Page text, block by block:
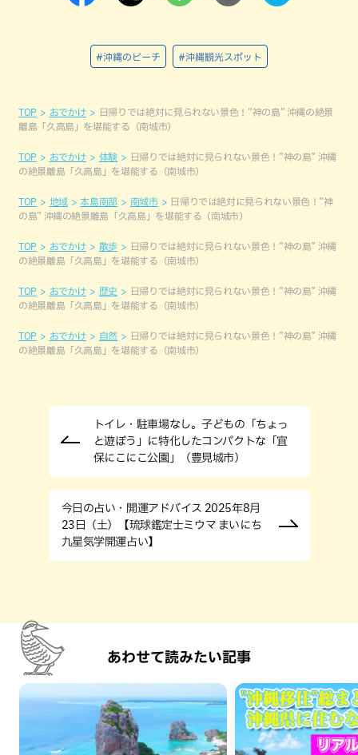
#沖縄のビーチ #沖縄観光スポット
TOP おでかけ
日帰りでは絶対に見られない景色！”神の島” 沖縄の絶景
離島「久高島」を堪能する（南城市）
TOP おでかけ 体験
日帰りでは絶対に見られない景色！”神の島” 沖縄
の絶景離島「久高島」を堪能する（南城市）
TOP 地域 本島南部 南城市
日帰りでは絶対に見られない景色！”神
の島” 沖縄の絶景離島「久高島」を堪能する（南城市）
TOP おでかけ 散歩
日帰りでは絶対に見られない景色！”神の島” 沖縄
の絶景離島「久高島」を堪能する（南城市）
TOP おでかけ 歴史
日帰りでは絶対に見られない景色！”神の島” 沖縄
の絶景離島「久高島」を堪能する（南城市）
TOP おでかけ 自然
日帰りでは絶対に見られない景色！”神の島” 沖縄
の絶景離島「久高島」を堪能する（南城市）
トイレ・駐車場なし。子どもの「ちょっ
と遊ぼう」に特化したコンパクトな「宜
保にこにこ公園」（豊見城市）
今日の占い・開運アドバイス 2025年8月
23日（土）【琉球鑑定士ミウマ まいにち
九星気学開運占い】
あわせて読みたい記事